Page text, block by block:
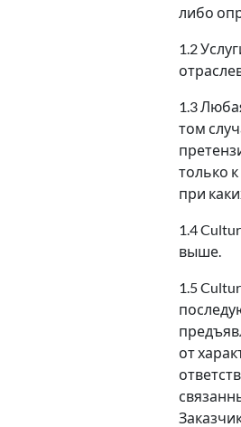
либо
1.2
1.3
том
только
при
1.4
выше.
1.5
от